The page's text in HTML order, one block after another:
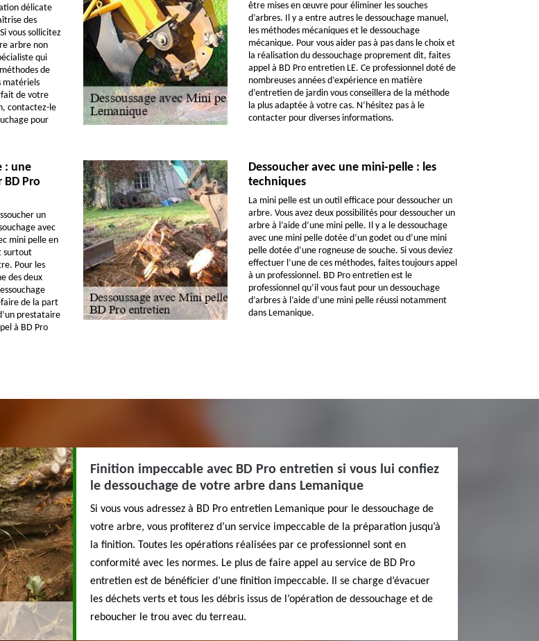
délicate
des
vous sollicitez
arbre non
qui
de
matériels
de votre
contactez-le
pour
être mises en œuvre pour éliminer les souches
d’arbres. Il y a entre autres le dessouchage manuel,
les méthodes mécaniques et le dessouchage
mécanique. Pour vous aider pas à pas dans le choix et
la réalisation du dessouchage proprement dit, faites
appel à BD Pro entretien LE. Ce professionnel doté de
nombreuses années d’expérience en matière
d’entretien de jardin vous conseillera de la méthode
la plus adaptée à votre cas. N’hésitez pas à le
contacter pour diverses informations.
: une
Pro
un
avec
mini pelle en
surtout
Pour les
des deux
de la part
prestataire
à BD Pro
Dessoucher avec une mini-pelle : les
techniques
La mini pelle est un outil efficace pour dessoucher un
arbre. Vous avez deux possibilités pour dessoucher un
arbre à l’aide d’une mini pelle. Il y a le dessouchage
avec une mini pelle dotée d’un godet ou d’une mini
pelle dotée d’une rogneuse de souche. Si vous deviez
effectuer l’une de ces méthodes, faites toujours appel
à un professionnel. BD Pro entretien est le
professionnel qu’il vous faut pour un dessouchage
d’arbres à l’aide d’une mini pelle réussi notamment
dans Lemanique.
Finition impeccable avec BD Pro entretien si vous lui confiez
le dessouchage de votre arbre dans Lemanique
Si vous vous adressez à BD Pro entretien Lemanique pour le dessouchage de
votre arbre, vous profiterez d’un service impeccable de la préparation jusqu’à
la finition. Toutes les opérations réalisées par ce professionnel sont en
conformité avec les normes. Le plus de faire appel au service de BD Pro
entretien est de bénéficier d’une finition impeccable. Il se charge d’évacuer
les déchets verts et tous les débris issus de l’opération de dessouchage et de
reboucher le trou avec du terreau.